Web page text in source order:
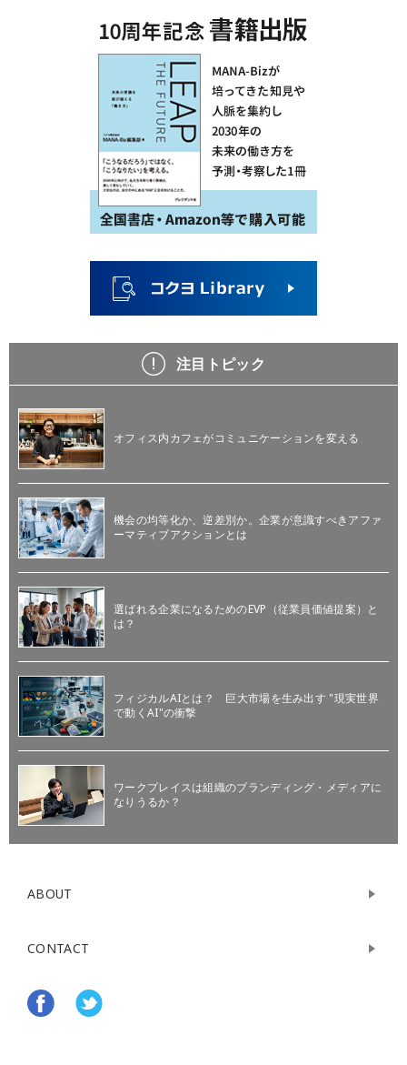
注目トピック
オフィス内カフェがコミュニケーションを変える
機会の均等化か、逆差別か。企業が意識すべきアファ
ーマティブアクションとは
選ばれる企業になるためのEVP（従業員価値提案）と
は？
フィジカルAIとは？ 巨大市場を生み出す "現実世界
で動くAI"の衝撃
ワークプレイスは組織のブランディング・メディアに
なりうるか？
ABOUT
CONTACT